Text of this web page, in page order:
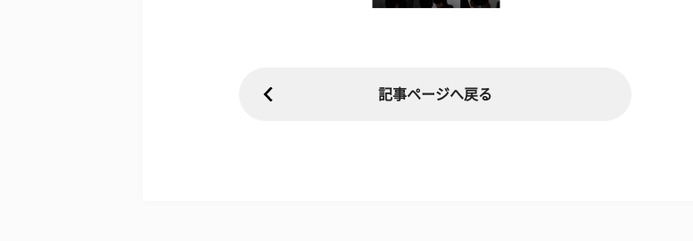
記事ページへ戻る